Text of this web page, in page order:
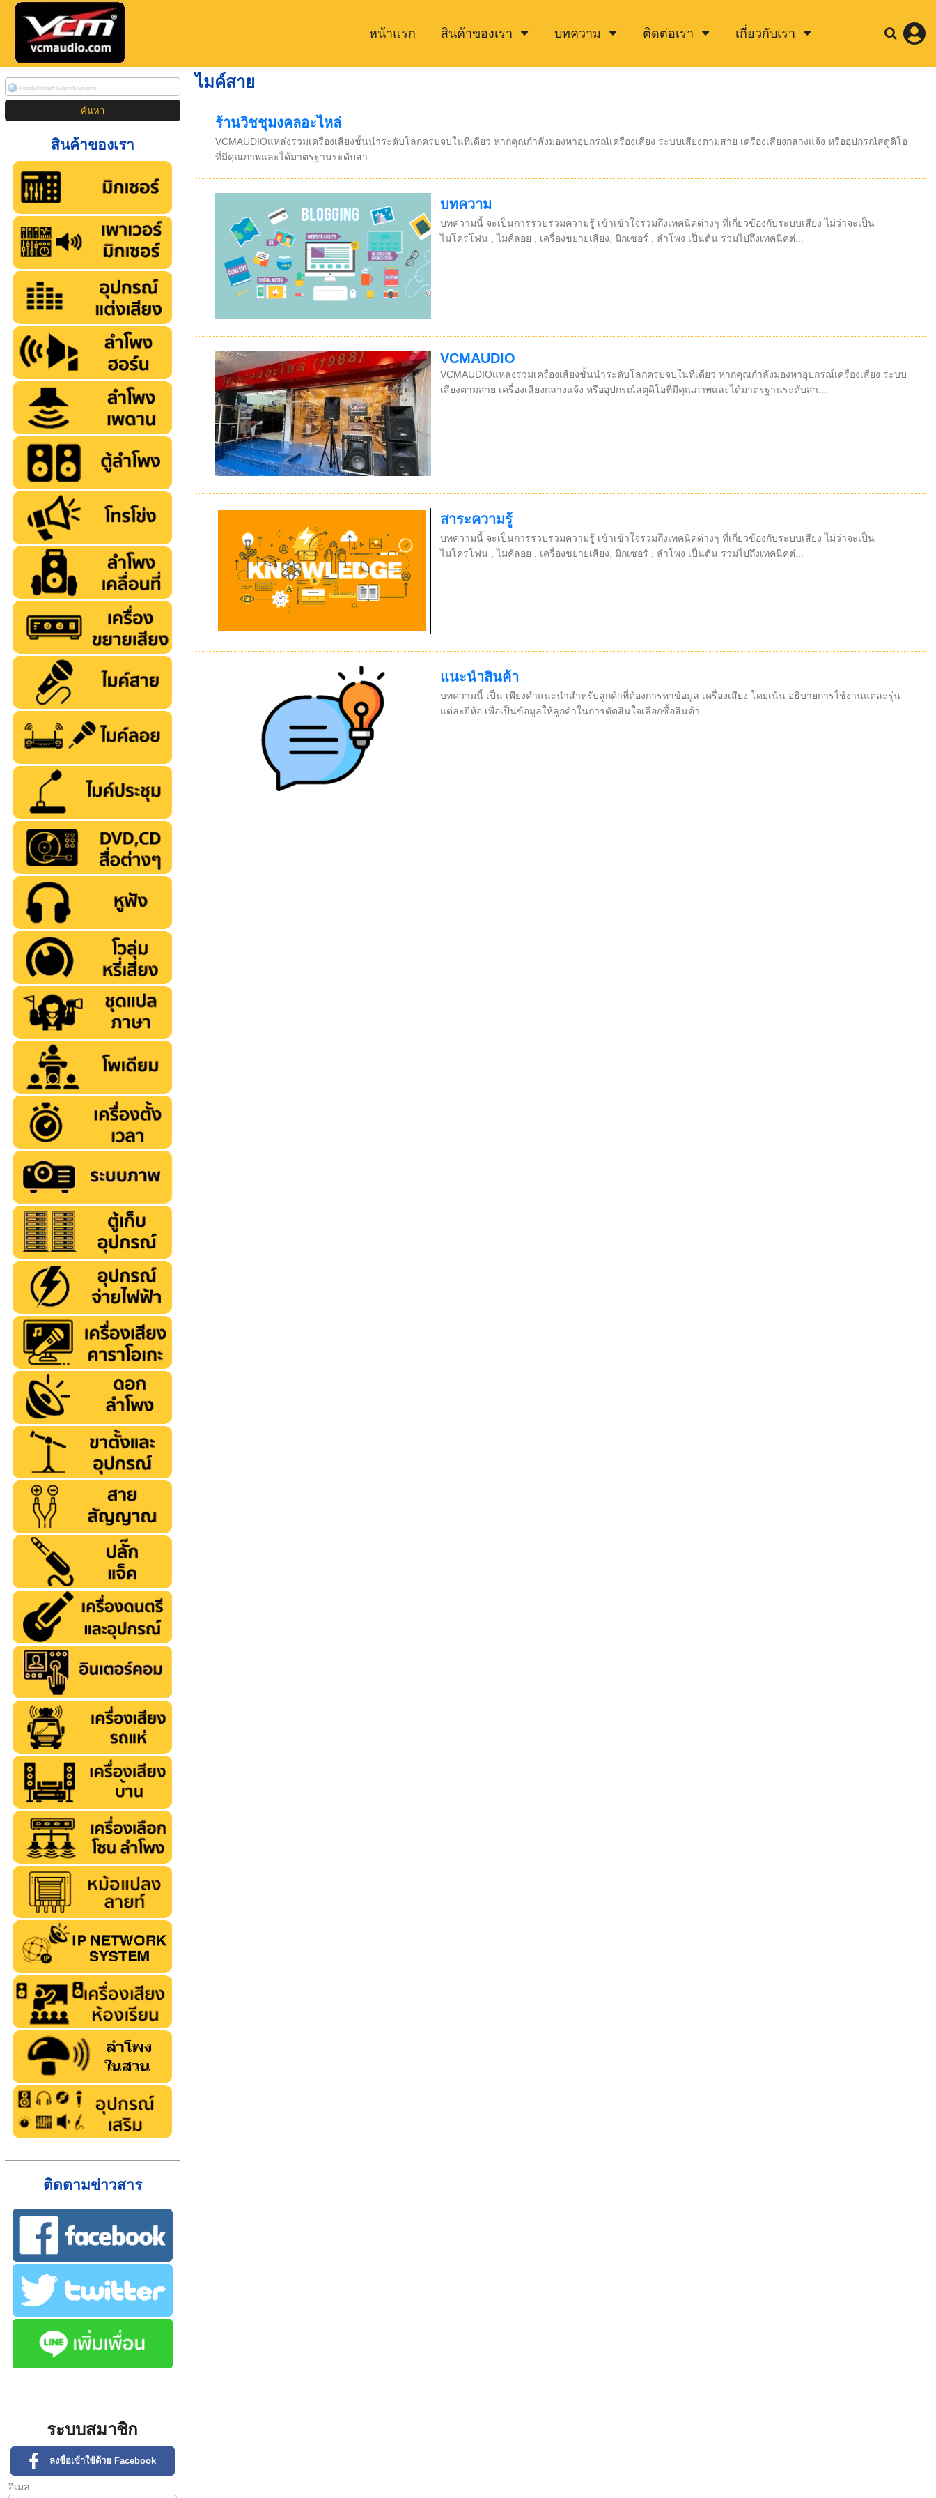
หน้าแรก สินค้าของเรา บทความ ติดต่อเรา เกี่ยวกับเรา
สินค้าของเรา
ติดตามข่าวสาร
ระบบสมาชิก
ลงชื่อเข้าใช้ด้วย Facebook
อีเมล
ไมค์สาย
ร้านวิชชุมงคลอะไหล่
VCMAUDIOแหล่งรวมเครื่องเสียงชั้นนำระดับโลกครบจบในที่เดียว หากคุณกำลังมองหาอุปกรณ์เครื่องเสียง ระบบเสียงตามสาย เครื่องเสียงกลางแจ้ง หรืออุปกรณ์สตูดิโอ
ที่มีคุณภาพและได้มาตรฐานระดับสา...
บทความ
บทความนี้ จะเป็นการรวบรวมความรู้ เข้าเข้าใจรวมถึงเทคนิคต่างๆ ที่เกี่ยวข้องกับระบบเสียง ไม่ว่าจะเป็น
ไมโครโฟน , ไมค์ลอย , เครื่องขยายเสียง, มิกเซอร์ , ลำโพง เป็นต้น รวมไปถึงเทคนิคต่...
VCMAUDIO
VCMAUDIOแหล่งรวมเครื่องเสียงชั้นนำระดับโลกครบจบในที่เดียว หากคุณกำลังมองหาอุปกรณ์เครื่องเสียง ระบบ
เสียงตามสาย เครื่องเสียงกลางแจ้ง หรืออุปกรณ์สตูดิโอที่มีคุณภาพและได้มาตรฐานระดับสา...
สาระความรู้
บทความนี้ จะเป็นการรวบรวมความรู้ เข้าเข้าใจรวมถึงเทคนิคต่างๆ ที่เกี่ยวข้องกับระบบเสียง ไม่ว่าจะเป็น
ไมโครโฟน , ไมค์ลอย , เครื่องขยายเสียง, มิกเซอร์ , ลำโพง เป็นต้น รวมไปถึงเทคนิคต่...
แนะนำสินค้า
บทความนี้ เป็น เพียงคำแนะนำสำหรับลูกค้าที่ต้องการหาข้อมูล เครื่องเสียง โดยเน้น อธิบายการใช้งานแต่ละรุ่น
แต่ละยี่ห้อ เพื่อเป็นข้อมูลให้ลูกค้าในการตัดสินใจเลือกซื้อสินค้า